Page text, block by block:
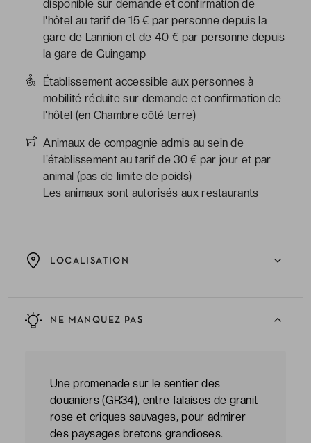
disponible sur demande et confirmation de
l'hôtel au tarif de 15 € par personne depuis la
gare de Lannion et de 40 € par personne depuis
la gare de Guingamp
Établissement accessible aux personnes à
mobilité réduite sur demande et confirmation de
l'hôtel (en Chambre côté terre)
Animaux de compagnie admis au sein de
l'établissement au tarif de 30 € par jour et par
animal (pas de limite de poids)
Les animaux sont autorisés aux restaurants
NE MANQUEZ PAS
Une promenade sur le sentier des
douaniers (GR34), entre falaises de granit
rose et criques sauvages, pour admirer
des paysages bretons grandioses.
LOCALISATION